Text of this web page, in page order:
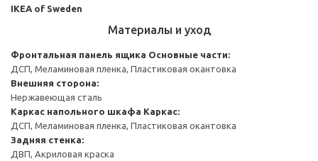
IKEA of Sweden
Материалы и уход
Фронтальная панель ящика Основные части:
ДСП, Меламиновая пленка, Пластиковая окантовка
Внешняя сторона:
Нержавеющая сталь
Каркас напольного шкафа Каркас:
ДСП, Меламиновая пленка, Пластиковая окантовка
Задняя стенка:
ДВП, Акриловая краска